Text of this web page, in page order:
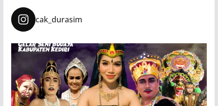
cak_durasim